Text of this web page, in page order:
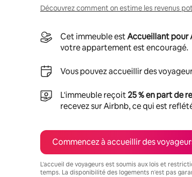
Découvrez comment on estime les revenus
Cet immeuble estAccueillant pour
votre appartement est encouragé.
Vous pouvez accueillir des
L'immeuble reçoit25 % en part de
recevez sur Airbnb, ce qui est
Commencez à accueillir des
L'accueil de voyageurs est soumis aux lois et
temps. La disponibilité des logements n'est pas